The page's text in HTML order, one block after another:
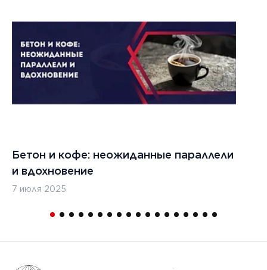
г.
1
Бетон и кофе: неожиданные параллели
и вдохновение
7 июля 2025